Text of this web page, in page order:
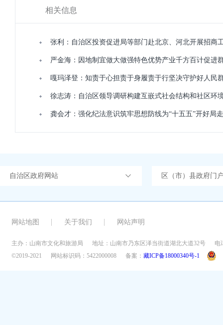
相关信息
张利：自治区投资促进局等部门赴北京、河北开展招商
严金海：因地制宜做大做强特色优势产业千方百计促进
嘎玛泽登：知责于心担责于身履责于行坚决守护好人民
徐志涛：自治区领导调研构建互嵌式社会结构和社区环
龚会才：强化纪法意识筑牢思想防线为“十五五”开好局
自治区政府网站 区（市）县政府门
网站地图 关于我们 网站声明
主办：山南市文化和旅游局 地址：山南市乃东区泽当街道湖北大道32号
电
©2019-2021
网站标识码：5422000008 备案： 藏ICP备18000340号-1